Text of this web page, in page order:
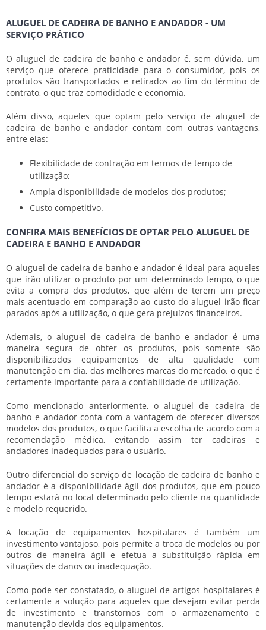
ALUGUEL DE CADEIRA DE BANHO E ANDADOR - UM
SERVIÇO PRÁTICO
O aluguel de cadeira de banho e andador é, sem dúvida, um
serviço que oferece praticidade para o consumidor, pois os
produtos são transportados e retirados ao fim do término de
contrato, o que traz comodidade e economia.
Além disso, aqueles que optam pelo serviço de aluguel de
cadeira de banho e andador contam com outras vantagens,
entre elas:
Flexibilidade de contração em termos de tempo de
utilização;
Ampla disponibilidade de modelos dos produtos;
Custo competitivo.
CONFIRA MAIS BENEFÍCIOS DE OPTAR PELO ALUGUEL DE
CADEIRA E BANHO E ANDADOR
O aluguel de cadeira de banho e andadoré ideal para aqueles
que irão utilizar o produto por um determinado tempo, o que
evita a compra dos produtos, que além de terem um preço
mais acentuado em comparação ao custo do aluguel irão ficar
parados após a utilização, o que gera prejuízos financeiros.
Ademais, o aluguel de cadeira de banho e andador é uma
maneira segura de obter os produtos, pois somente são
disponibilizados equipamentos de alta qualidade com
manutenção em dia, das melhores marcas do mercado, o que é
certamente importante para a confiabilidade de utilização.
Como mencionado anteriormente, oaluguel de cadeira de
banho e andadorconta com a vantagem de oferecer diversos
modelos dos produtos, o que facilita a escolha de acordo com a
recomendação médica, evitando assim ter cadeiras e
andadores inadequados para o usuário.
Outro diferencial do serviço de locação de cadeira de banho e
andador é a disponibilidade ágil dos produtos, que em pouco
tempo estará no local determinado pelo cliente na quantidade
e modelo requerido.
A locação de equipamentos hospitalares é também um
investimento vantajoso, pois permite a troca de modelos ou por
outros de maneira ágil e efetua a substituição rápida em
situações de danos ou inadequação.
Como pode ser constatado, o aluguel de artigos hospitalares é
certamente a solução para aqueles que desejam evitar perda
de investimento e transtornos com o armazenamento e
manutenção devida dos equipamentos.